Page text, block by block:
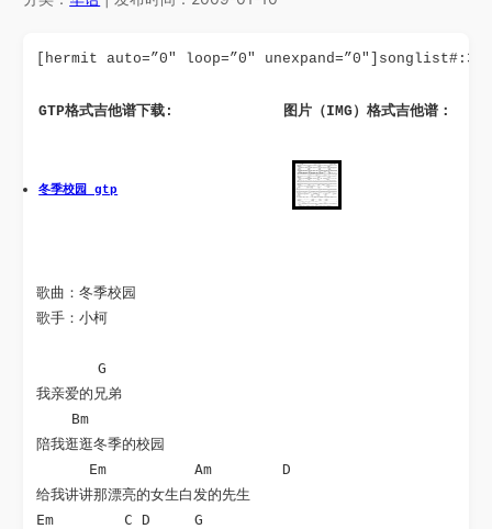
[hermit auto=”0″ loop=”0″
GTP格式吉他谱下载: 图片（IMG）格式吉他谱：
冬季校园 gtp
歌曲：冬季校园
歌手：小柯
       G
我亲爱的兄弟
    Bm
陪我逛逛冬季的校园
      Em          Am        D
给我讲讲那漂亮的女生白发的先生
Em        C D     G